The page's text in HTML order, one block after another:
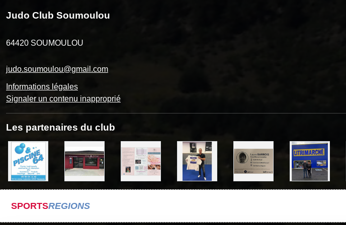
Judo Club Soumoulou
64420 SOUMOULOU
judo.soumoulou@gmail.com
Informations légales
Signaler un contenu inapproprié
Les partenaires du club
SPORTSREGIONS